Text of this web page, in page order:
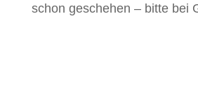
schon geschehen – bitte bei